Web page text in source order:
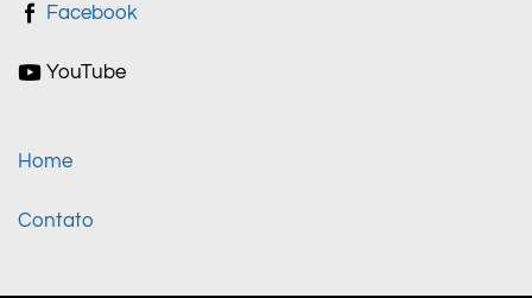
Facebook
YouTube
Home
Contato